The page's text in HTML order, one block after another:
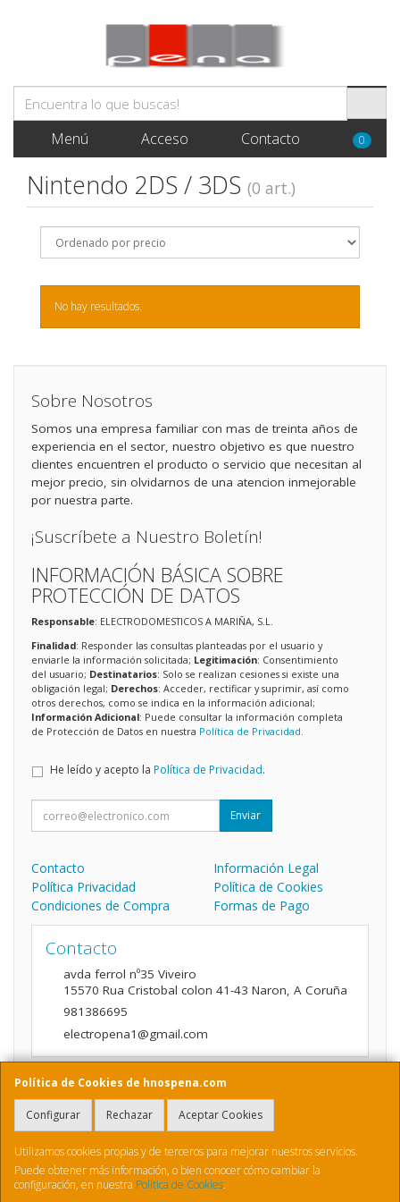
Menú Acceso Contacto 0
Nintendo 2DS / 3DS (0 art.)
No hay resultados.
Política de Cookies de hnospena.com
Configurar Rechazar Aceptar Cookies
Utilizamos cookies propias y de terceros para mejorar nuestros servicios.
Puede obtener más información, o bien conocer cómo cambiar la
configuración, en nuestra Política de Cookies.
Sobre Nosotros
Somos una empresa familiar con mas de treinta años de
experiencia en el sector, nuestro objetivo es que nuestro
clientes encuentren el producto o servicio que necesitan al
mejor precio, sin olvidarnos de una atencion inmejorable
por nuestra parte.
¡Suscríbete a Nuestro Boletín!
INFORMACIÓN BÁSICA SOBRE
PROTECCIÓN DE DATOS
Responsable: ELECTRODOMESTICOS A MARIÑA, S.L.
Finalidad: Responder las consultas planteadas por el usuario y
enviarle la información solicitada; Legitimación: Consentimiento
del usuario; Destinatarios: Solo se realizan cesiones si existe una
obligación legal; Derechos: Acceder, rectificar y suprimir, así como
otros derechos, como se indica en la información adicional;
Información Adicional: Puede consultar la información completa
de Protección de Datos en nuestra Política de Privacidad
He leído y acepto la Política de Privacidad.
Enviar
Contacto
Información Legal
Política Privacidad
Política de Cookies
Condiciones de Compra
Formas de Pago
Contacto
avda ferrol nº35 Viveiro
15570 Rua Cristobal colon 41-43 Naron, A Coruña
981386695
electropena1@gmail.com
Horario
9:00 a 14:00 y de 16:00 A 20:00
, , , , España. - C.I.F.: B70410436 - Tfno: